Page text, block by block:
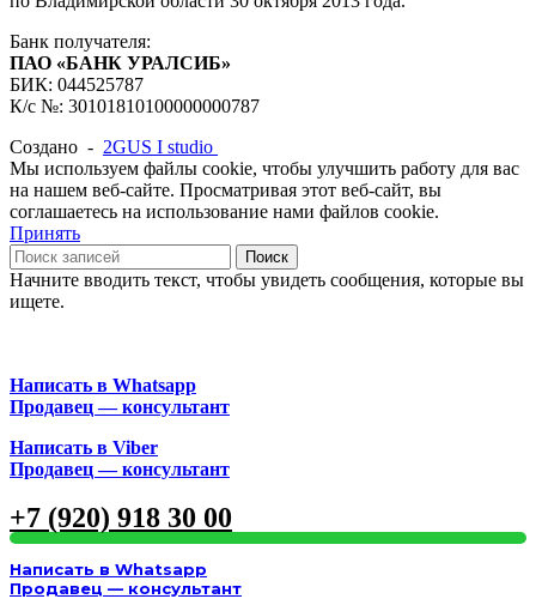
Банк получателя:
ПАО «БАНК УРАЛСИБ»
БИК: 044525787
К/с №: 30101810100000000787
Создано - 2GUS I studio
Мы используем файлы cookie, чтобы улучшить работу для вас
на нашем веб-сайте. Просматривая этот веб-сайт, вы
соглашаетесь на использование нами файлов cookie.
Принять
Поиск
Начните вводить текст, чтобы увидеть сообщения, которые вы
ищете.
Написать в Whatsapp
Продавец — консультант
Написать в Viber
Продавец — консультант
+7 (920) 918 30 00
Написать в Whatsapp
Продавец — консультант